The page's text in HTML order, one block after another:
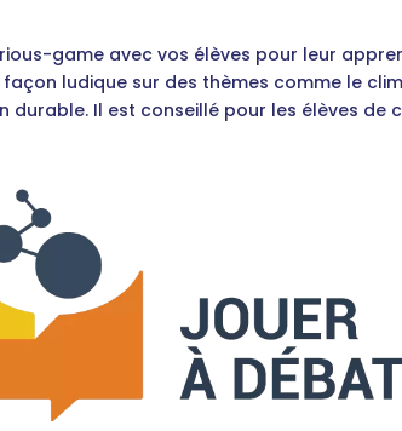
game avec vos élèves pour leur
ludique sur des thèmes comme le
durable. Il est conseillé pour les élèves de